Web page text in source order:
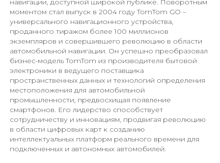
навигации, доступной широкой публике. Поворотным
моментом стал выпуск в 2004 году TomTom GO –
универсального навигационного устройства,
проданного тиражом более 100 миллионов
экземпляров и совершившего революцию в области
автомобильной навигации. Он успешно преобразовал
бизнес-модель TomTom из производителя бытовой
электроники в ведущего поставщика
пространственных данных и технологий определения
местоположения для автомобильной
промышленности, предвосхищая появление
смартфонов. Его лидерство способствует
сотрудничеству и инновациям, продвигая революцию
в области цифровых карт к созданию
интеллектуальных платформ реального времени для
подключенных и автономных автомобилей.